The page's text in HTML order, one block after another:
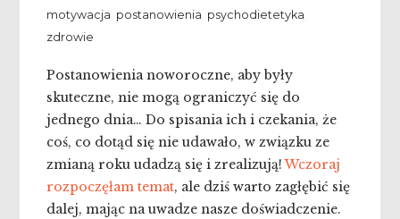
motywacja postanowienia psychodietetyka
zdrowie
Postanowienia noworoczne, aby były
skuteczne, nie mogą ograniczyć się do
jednego dnia… Do spisania ich i czekania, że
coś, co dotąd się nie udawało, w związku ze
zmianą roku udadzą się i zrealizują!Wczoraj
rozpoczęłam temat, ale dziś warto zagłębić się
dalej, mając na uwadze nasze doświadczenie.